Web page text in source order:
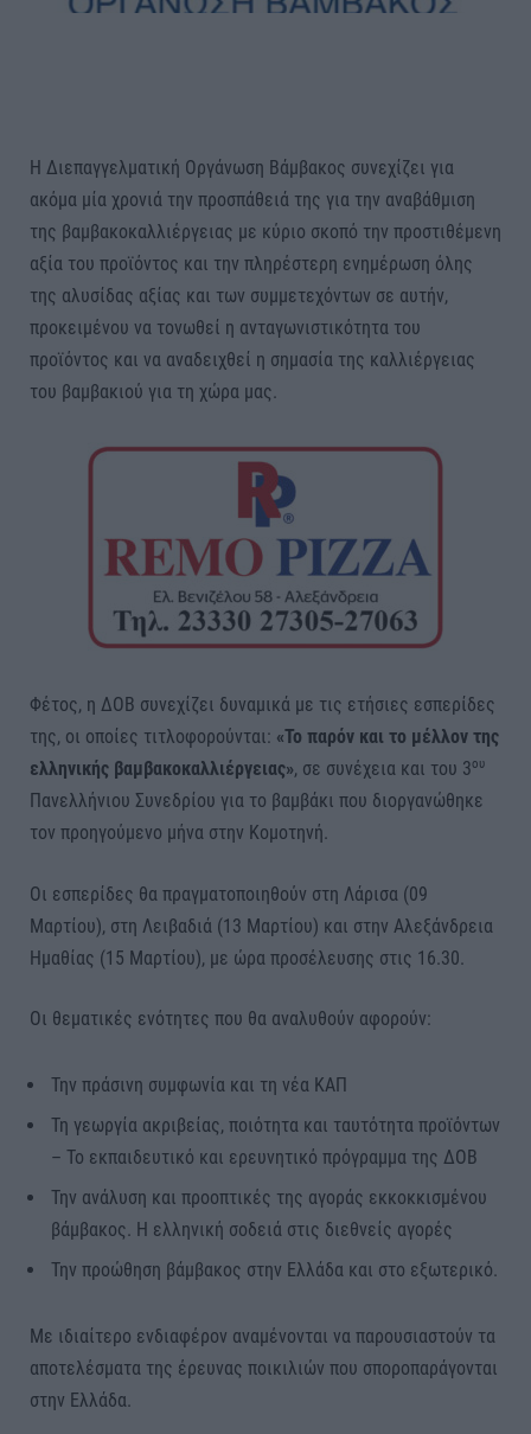
Η Διεπαγγελματική Οργάνωση Βάμβακος συνεχίζει για
ακόμα μία χρονιά την προσπάθειά της για την αναβάθμιση
της βαμβακοκαλλιέργειας με κύριο σκοπό την προστιθέμενη
αξία του προϊόντος και την πληρέστερη ενημέρωση όλης
της αλυσίδας αξίας και των συμμετεχόντων σε αυτήν,
προκειμένου να τονωθεί η ανταγωνιστικότητα του
προϊόντος και να αναδειχθεί η σημασία της καλλιέργειας
του βαμβακιού για τη χώρα μας.
Φέτος, η ΔΟΒ συνεχίζει δυναμικά με τις ετήσιες εσπερίδες
της, οι οποίες τιτλοφορούνται: «Το παρόν και το μέλλον της
ελληνικής βαμβακοκαλλιέργειας», σε συνέχεια και του 3ου
Πανελλήνιου Συνεδρίου για το βαμβάκι που διοργανώθηκε
τον προηγούμενο μήνα στην Κομοτηνή.
Οι εσπερίδες θα πραγματοποιηθούν στη Λάρισα (09
Μαρτίου), στη Λειβαδιά (13 Μαρτίου) και στην Αλεξάνδρεια
Ημαθίας (15 Μαρτίου), με ώρα προσέλευσης στις 16.30.
Οι θεματικές ενότητες που θα αναλυθούν αφορούν:
Την πράσινη συμφωνία και τη νέα ΚΑΠ
Τη γεωργία ακριβείας, ποιότητα και ταυτότητα προϊόντων
– Το εκπαιδευτικό και ερευνητικό πρόγραμμα της ΔΟΒ
Την ανάλυση και προοπτικές της αγοράς εκκοκκισμένου
βάμβακος. Η ελληνική σοδειά στις διεθνείς αγορές
Την προώθηση βάμβακος στην Ελλάδα και στο εξωτερικό.
Με ιδιαίτερο ενδιαφέρον αναμένονται να παρουσιαστούν τα
αποτελέσματα της έρευνας ποικιλιών που σποροπαράγονται
στην Ελλάδα.